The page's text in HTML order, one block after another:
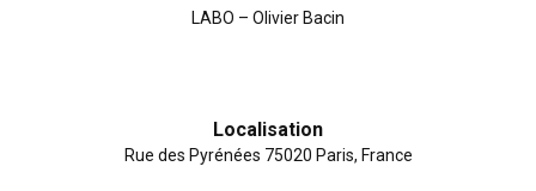
LABO – Olivier Bacin
Localisation
Rue des Pyrénées 75020 Paris, France